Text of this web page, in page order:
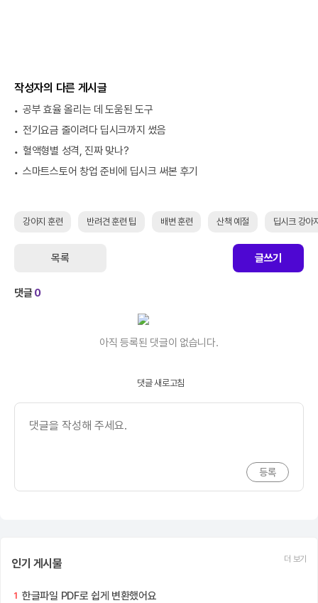
작성자의 다른 게시글
공부 효율 올리는 데 도움된 도구
전기요금 줄이려다 딥시크까지 썼음
혈액형별 성격, 진짜 맞나?
스마트스토어 창업 준비에 딥시크 써본 후기
강아지 훈련 반려견 훈련 팁 배변 훈련 산책 예절 딥시크 강아
목록 글쓰기
댓글0
아직 등록된 댓글이 없습니다.
댓글 새로고침
인기 게시물 더 보기
1 한글파일 PDF로 쉽게 변환했어요